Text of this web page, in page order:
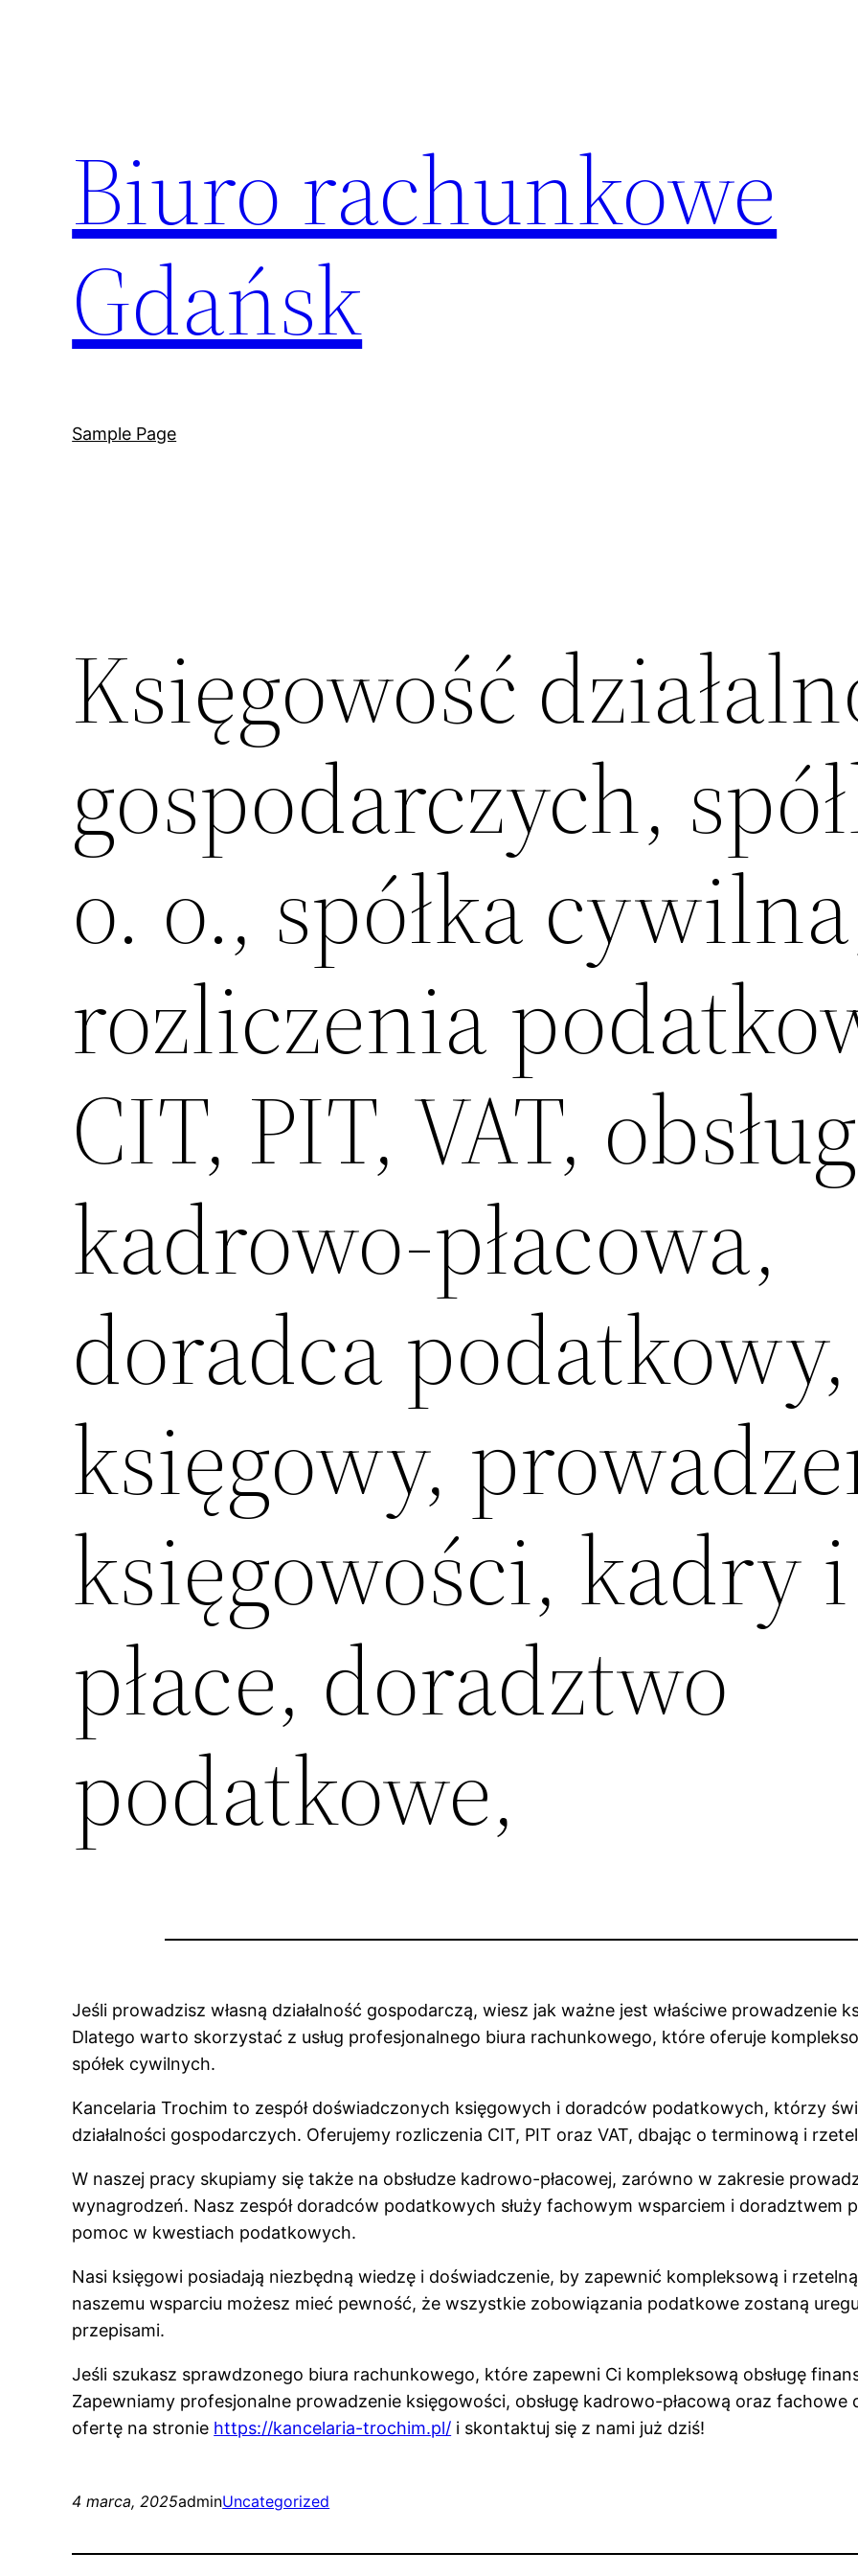
Biuro rachunkowe
Gdańsk
Sample Page
Księgowość
gospodarczych,
o. o., spółka
rozliczenia
CIT, PIT, VAT,
kadrowo-płacowa,
doradca podatkowy,
księgowy,
księgowości, kadry i
płace, doradztwo
podatkowe,
Jeśli prowadzisz własną działalność gospodarczą, wiesz jak ważne jest właściwe prowadzenie
Dlatego warto skorzystać z usług profesjonalnego biura rachunkowego, które oferuje
spółek cywilnych.
Kancelaria Trochim to zespół doświadczonych księgowych i doradców podatkowych, którzy
działalności gospodarczych. Oferujemy rozliczenia CIT, PIT oraz VAT, dbając o terminową i
W naszej pracy skupiamy się także na obsłudze kadrowo-płacowej, zarówno w zakresie
wynagrodzeń. Nasz zespół doradców podatkowych służy fachowym wsparciem i doradztwem
pomoc w kwestiach podatkowych.
Nasi księgowi posiadają niezbędną wiedzę i doświadczenie, by zapewnić kompleksową i
naszemu wsparciu możesz mieć pewność, że wszystkie zobowiązania podatkowe zostaną
przepisami.
Jeśli szukasz sprawdzonego biura rachunkowego, które zapewni Ci kompleksową obsługę
Zapewniamy profesjonalne prowadzenie księgowości, obsługę kadrowo-płacową oraz
ofertę na stronie https://kancelaria-trochim.pl/ i skontaktuj się z nami już dziś!
4 marca, 2025adminUncategorized